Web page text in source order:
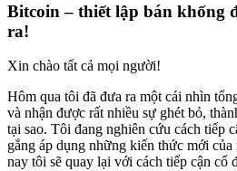
Bitcoin – thiết lập bán khống
ra!
Xin chào tất cả mọi người!
Hôm qua tôi đã đưa ra một cái nhìn
và nhận được rất nhiều sự ghét bỏ,
tại sao. Tôi đang nghiên cứu cách tiếp
gắng áp dụng những kiến ​​thức mới
nay tôi sẽ quay lại với cách tiếp cận cổ